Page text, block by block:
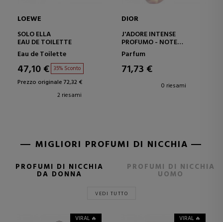
LOEWE
SOLO ELLA
EAU DE TOILETTE
Eau de Toilette
47,10 € 35% Sconto
Prezzo originale 72,32 €
2 riesami
DIOR
J'ADORE INTENSE
PROFUMO - NOTE
FLOREALI E DI MIELE
Parfum
71,73 €
0 riesami
MIGLIORI PROFUMI DI NICCHIA
PROFUMI DI NICCHIA
DA DONNA
PROFUMI DI NICCHIA
UOMO
VEDI TUTTO
VIRAL 🔥 VIRAL 🔥